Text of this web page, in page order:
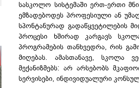
სასკოლო სისტემაში ერთ-ერთი
ემზადებოდეს პროფესიული ან
სპონტანურად გადაწყვეტილების
პროცესი ხშირად კარგავს
პროგრამების თანხვედრა, რის
მიღებას. ამასთანავე, სკოლა
მექანიზმებს: არ არსებობს
სერვისები, ინდივიდუალური